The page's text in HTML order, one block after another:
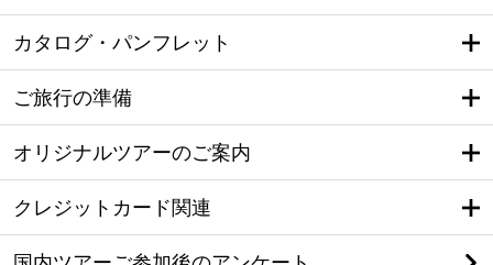
カタログ・パンフレット
ご旅行の準備
オリジナルツアーのご案内
クレジットカード関連